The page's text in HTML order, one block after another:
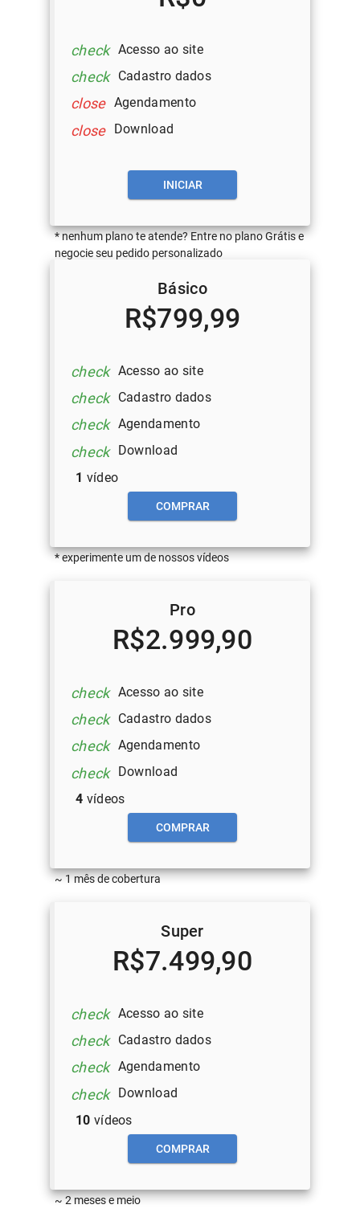
check Acesso ao site
check Cadastro dados
close Agendamento
close Download
INICIAR
* nenhum plano te atende? Entre no plano Grátis e
negocie seu pedido personalizado
Básico
R$799,99
check Acesso ao site
check Cadastro dados
check Agendamento
check
Download
1 vídeo
COMPRAR
* experimente um de nossos vídeos
Pro
R$2.999,90
check Acesso ao site
check Cadastro dados
check Agendamento
check
Download
4 vídeos
COMPRAR
~ 1 mês de cobertura
Super
R$7.499,90
check Acesso ao site
check Cadastro dados
check Agendamento
check
Download
10 vídeos
COMPRAR
~ 2 meses e meio